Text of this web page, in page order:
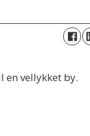
en vellykket by.